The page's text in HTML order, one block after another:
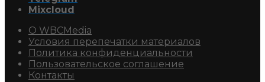
Mixcloud
О WBCMedia
Условия перепечатки материалов
Политика конфиденциальности
Пользовательское соглашение
Контакты